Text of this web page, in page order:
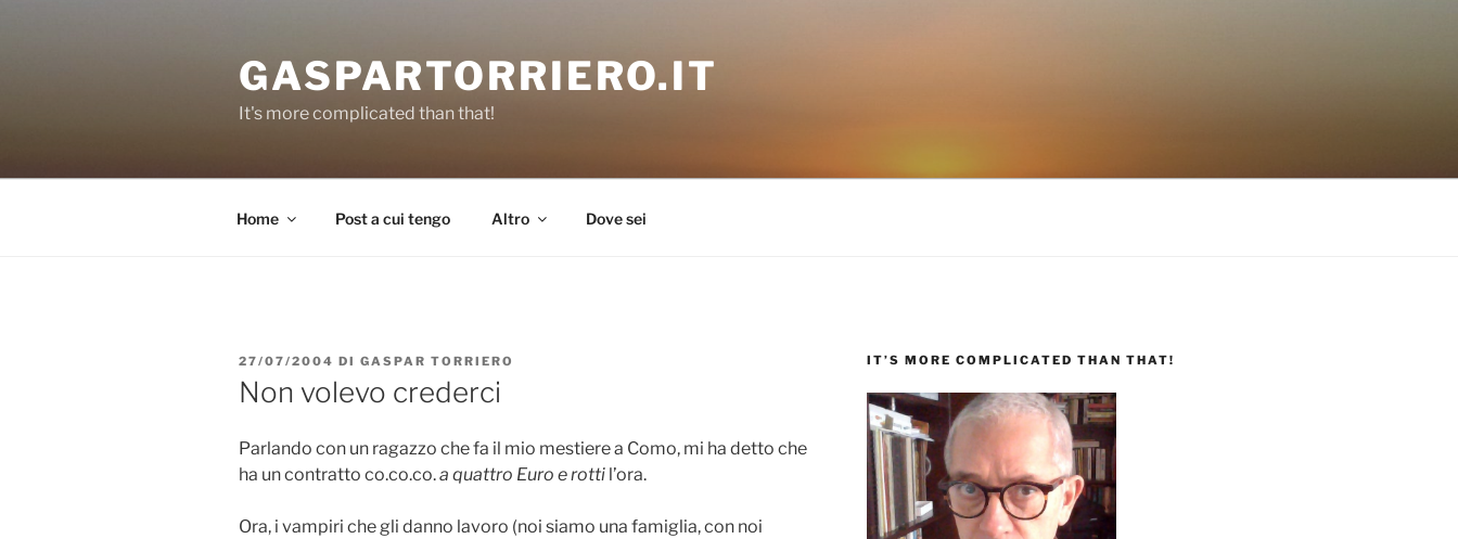
GASPARTORRIERO.IT
It's more complicated than that!
Home Post a cui tengo Altro Dove sei
PUBBLICATO
IL
27/07/2004 DI GASPAR TORRIERO
Non volevo crederci
Parlando con un ragazzo che fa il mio mestiere a Como, mi ha detto che
ha un contratto co.co.co.a quattro Euro e rotti l’ora.
Ora, i vampiri che gli danno lavoro (noi siamo una famiglia, con noi
IT’S MORE COMPLICATED THAN THAT!